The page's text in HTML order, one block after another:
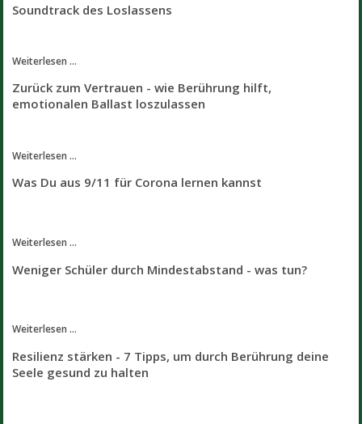
Soundtrack des Loslassens
Weiterlesen ...
Zurück zum Vertrauen - wie Berührung hilft,
emotionalen Ballast loszulassen
Weiterlesen ...
Was Du aus 9/11 für Corona lernen kannst
Weiterlesen ...
Weniger Schüler durch Mindestabstand - was tun?
Weiterlesen ...
Resilienz stärken - 7 Tipps, um durch Berührung deine
Seele gesund zu halten